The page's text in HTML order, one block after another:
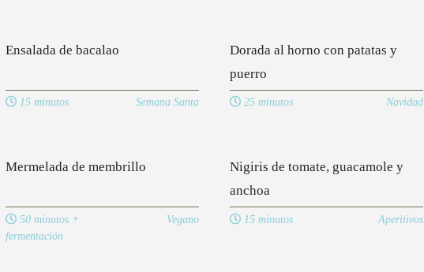
Ensalada de bacalao
15 minutos Semana Santa
Dorada al horno con patatas y
puerro
25 minutos Navidad
Mermelada de membrillo
50 minutos +
fermentación
Vegano
Nigiris de tomate, guacamole y
anchoa
15 minutos Aperitivos